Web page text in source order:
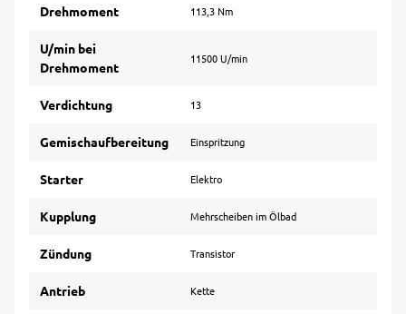
Drehmoment 113,3 Nm
U/min bei
Drehmoment
11500 U/min
Verdichtung 13
Gemischaufbereitung Einspritzung
Starter Elektro
Kupplung Mehrscheiben im Ölbad
Zündung Transistor
Antrieb Kette